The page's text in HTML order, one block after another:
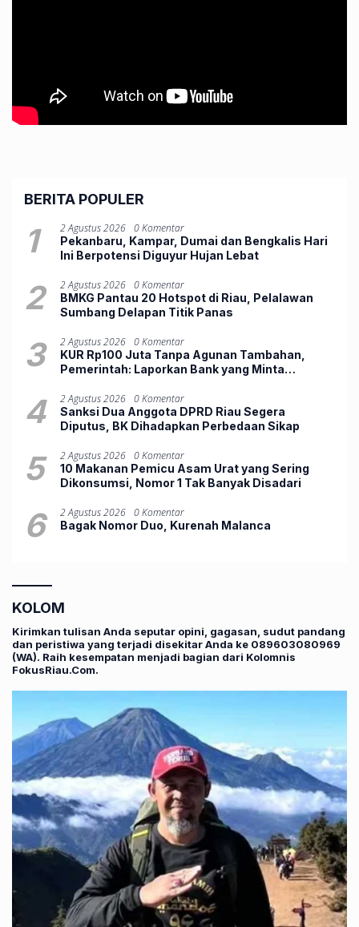
BERITA POPULER
1 2 Agustus 2026 0 Komentar
Pekanbaru, Kampar, Dumai dan Bengkalis Hari
Ini Berpotensi Diguyur Hujan Lebat
2 2 Agustus 2026 0 Komentar
BMKG Pantau 20 Hotspot di Riau, Pelalawan
Sumbang Delapan Titik Panas
3 2 Agustus 2026 0 Komentar
KUR Rp100 Juta Tanpa Agunan Tambahan,
Pemerintah: Laporkan Bank yang Minta
4 2 Agustus 2026 0 Komentar
Sanksi Dua Anggota DPRD Riau Segera
Diputus, BK Dihadapkan Perbedaan Sikap
5 2 Agustus 2026 0 Komentar
10 Makanan Pemicu Asam Urat yang Sering
Dikonsumsi, Nomor 1 Tak Banyak Disadari
6 2 Agustus 2026 0 Komentar
Bagak Nomor Duo, ‎Kurenah Malanca
KOLOM
Kirimkan tulisan Anda seputar opini, gagasan, sudut pandang
dan peristiwa yang terjadi disekitar Anda ke 089603080969
(WA). Raih kesempatan menjadi bagian dari Kolomnis
FokusRiau.Com.